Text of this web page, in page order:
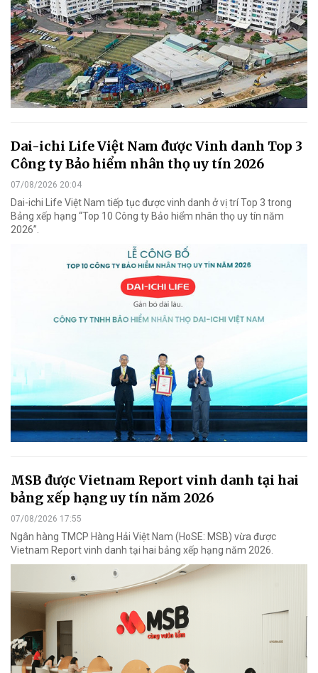
Dai-ichi Life Việt Nam được Vinh danh Top 3
Công ty Bảo hiểm nhân thọ uy tín 2026
07/08/2026 20:04
Dai-ichi Life Việt Nam tiếp tục được vinh danh ở vị trí Top 3 trong
Bảng xếp hạng “Top 10 Công ty Bảo hiểm nhân thọ uy tín năm
2026”.
MSB được Vietnam Report vinh danh tại hai
bảng xếp hạng uy tín năm 2026
07/08/2026 17:55
Ngân hàng TMCP Hàng Hải Việt Nam (HoSE: MSB) vừa được
Vietnam Report vinh danh tại hai bảng xếp hạng năm 2026.